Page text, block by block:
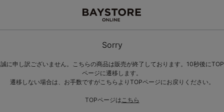
Sorry
誠に申し訳ございません。こちらの商品は販売が終了しております。10秒後にTOP
ページに遷移します。
遷移しない場合は、お手数ですがこちらよりTOPページにお戻りください。
TOPページはこちら